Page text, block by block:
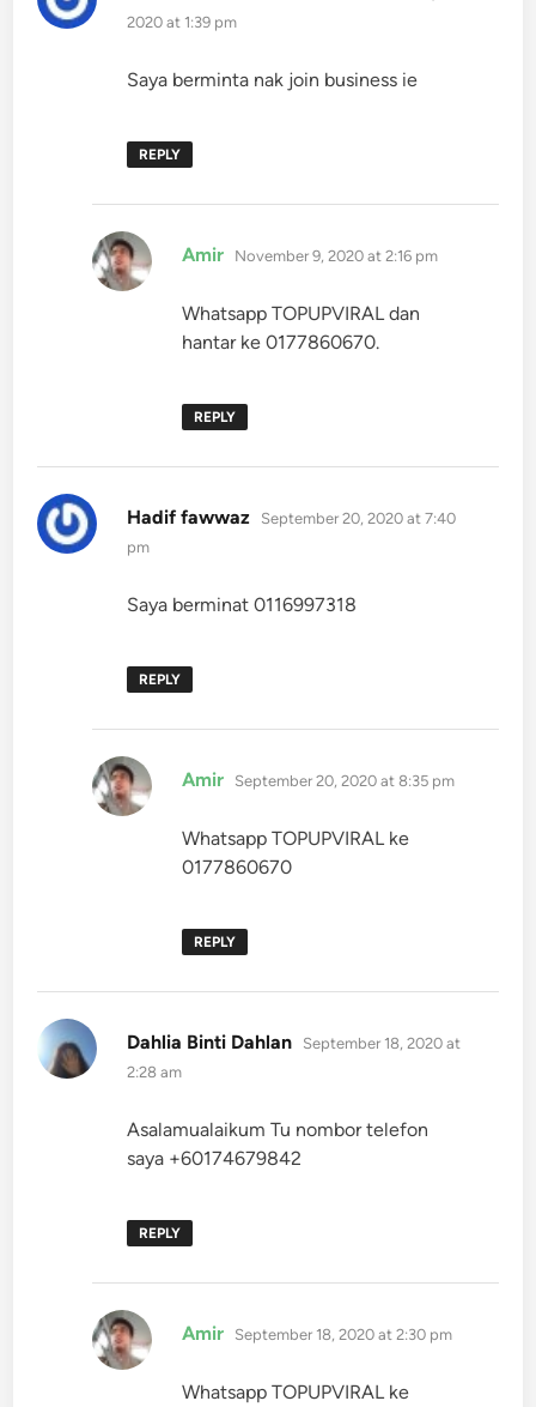
2020 at 1:39 pm
Saya berminta nak join business ie
REPLY
Amir says:
November 9, 2020 at 2:16 pm
Whatsapp TOPUPVIRAL dan
hantar ke 0177860670.
REPLY
Hadif fawwaz says:
September 20, 2020 at 7:40
pm
Saya berminat 0116997318
REPLY
Amir says:
September 20, 2020 at 8:35 pm
Whatsapp TOPUPVIRAL ke
0177860670
REPLY
Dahlia Binti Dahlan says:
September 18, 2020 at
2:28 am
Asalamualaikum Tu nombor telefon
saya +60174679842
REPLY
Amir says:
September 18, 2020 at 2:30 pm
Whatsapp TOPUPVIRAL ke